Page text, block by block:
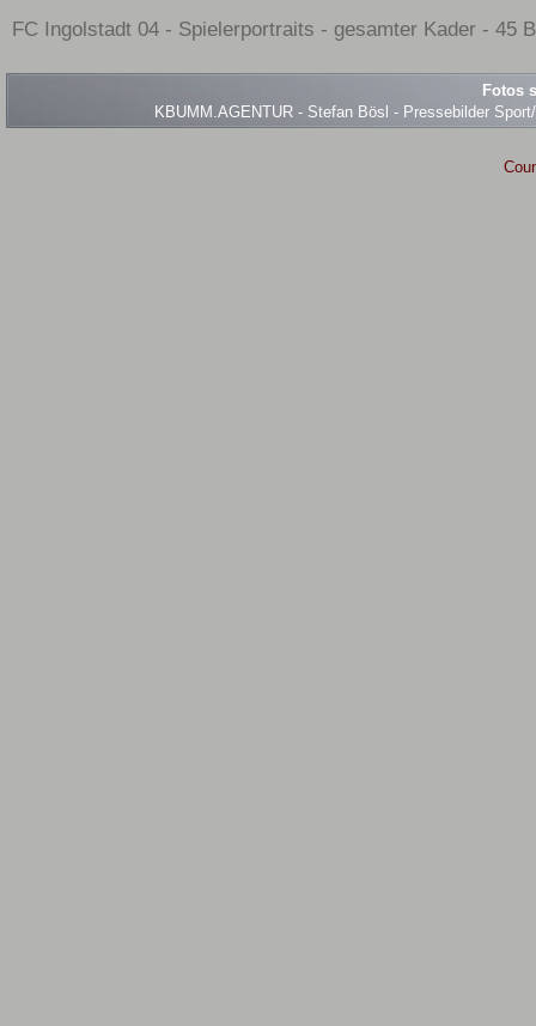
FC Ingolstadt 04 - Spielerportraits - gesamter Kader - 45
Fotos
KBUMM.AGENTUR - Stefan Bösl - Pressebilder